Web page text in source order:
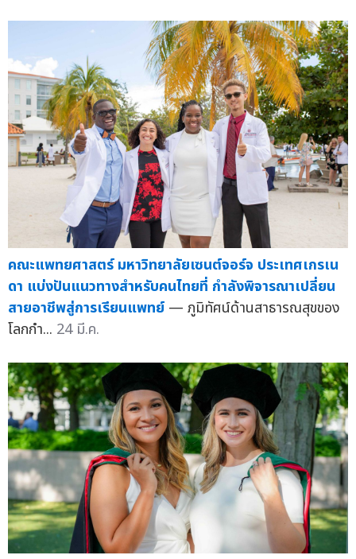
คณะแพทยศาสตร์ มหาวิทยาลัยเซนต์จอร์จ ประเทศเกรเน
ดา แบ่งปันแนวทางสำหรับคนไทยที่ กำลังพิจารณาเปลี่ยน
สายอาชีพสู่การเรียนแพทย์ — ภูมิทัศน์ด้านสาธารณสุขของ
โลกกำ... 24 มี.ค.